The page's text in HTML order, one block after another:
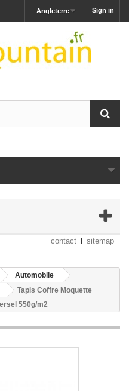
Sign in
Angleterre
contact sitemap
Automobile
Tapis Coffre Moquette
550g/m2